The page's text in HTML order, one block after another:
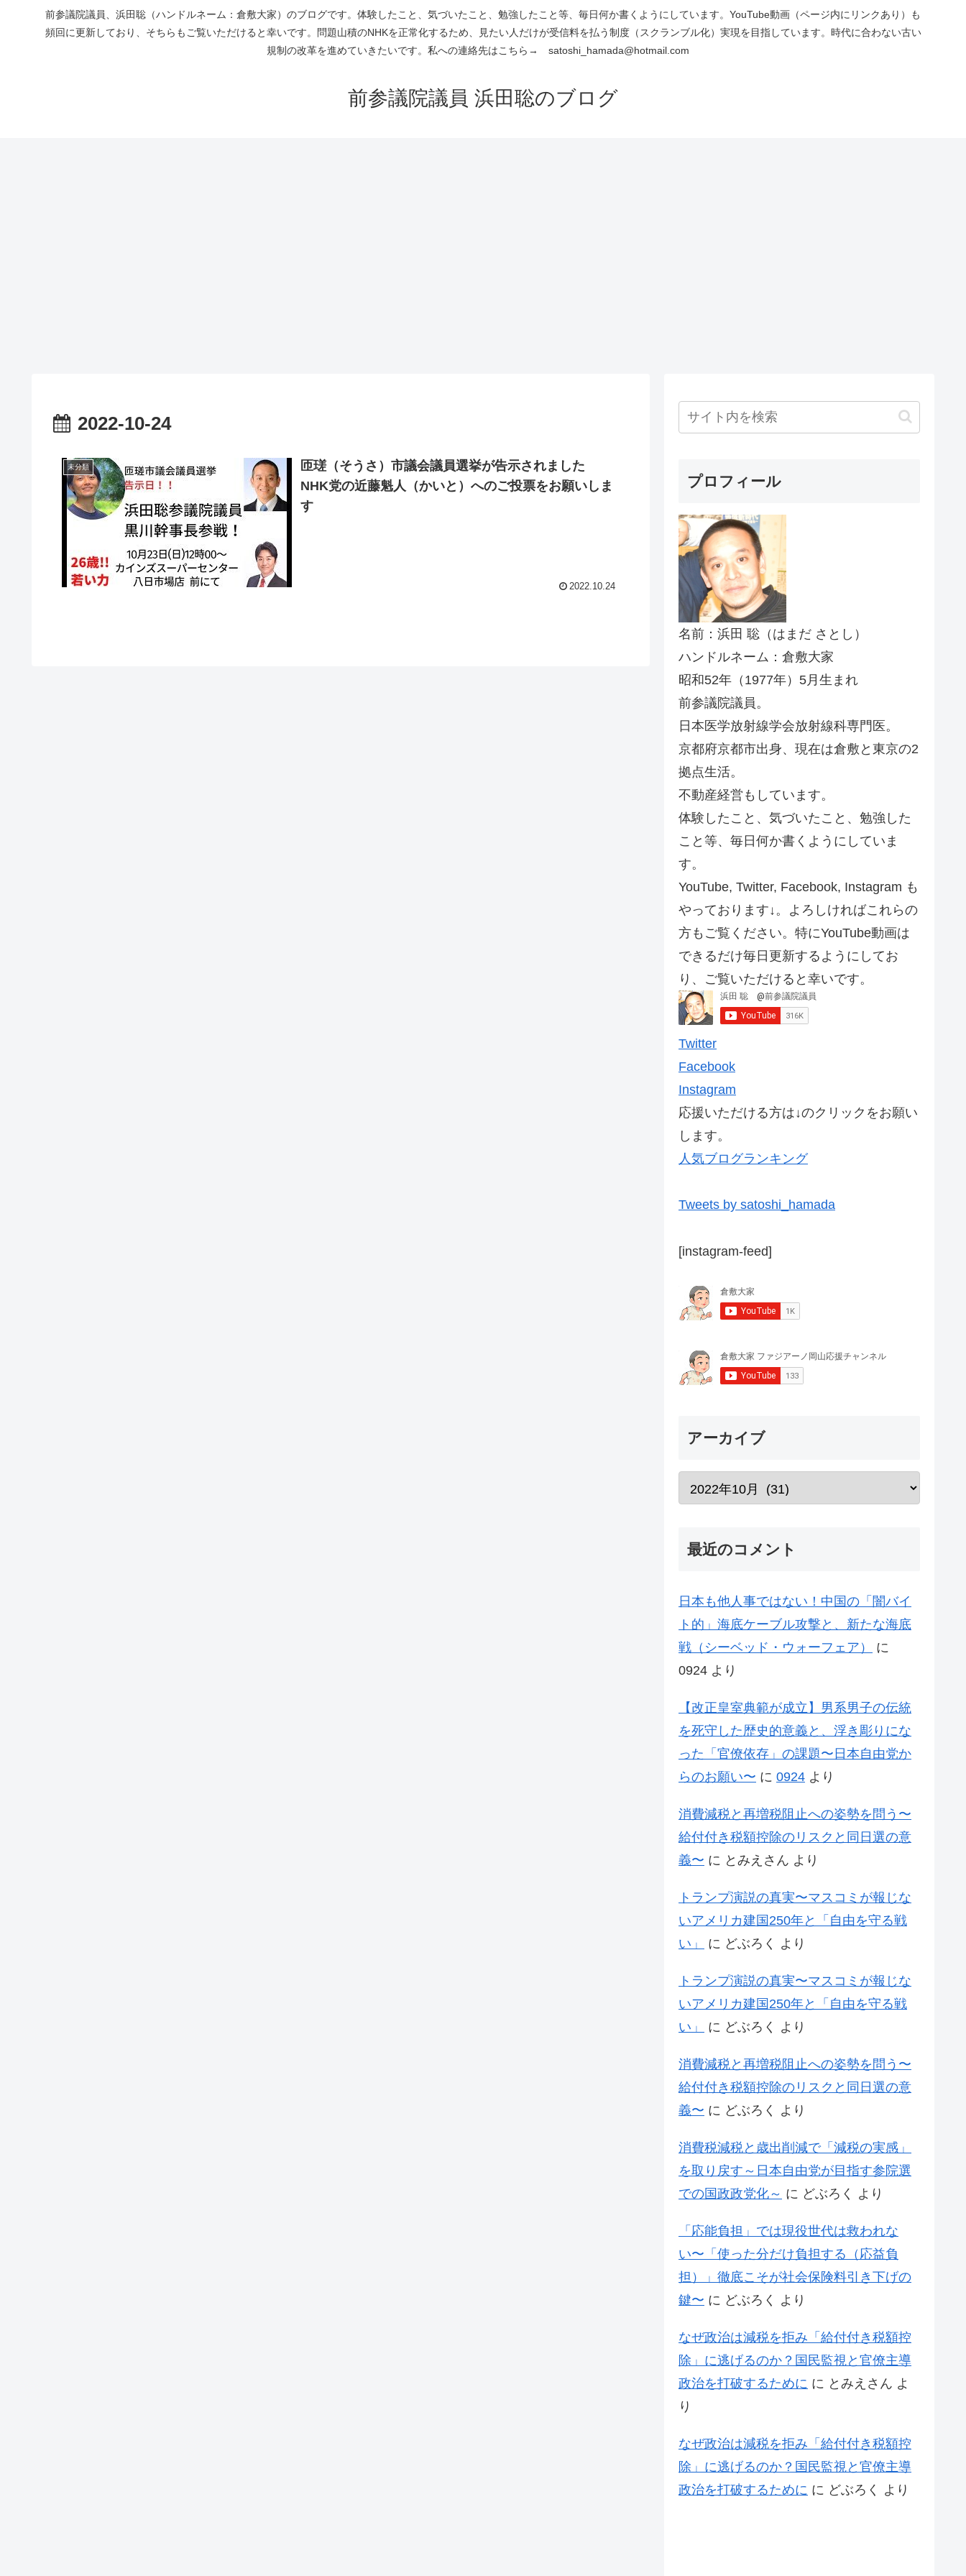
前参議院議員、浜田聡（ハンドルネーム：倉敷大家）のブログです。体験したこと、気づいたこと、勉強したこと等、毎日何か書くようにしています。YouTube動画（ページ内にリンクあり）も
頻回に更新しており、そちらもご覧いただけると幸いです。問題山積のNHKを正常化するため、見たい人だけが受信料を払う制度（スクランブル化）実現を目指しています。時代に合わない古い
規制の改革を進めていきたいです。私への連絡先はこちら→ satoshi_hamada@hotmail.com
前参議院議員 浜田聡のブログ
2022-10-24
未分類
匝瑳（そうさ）市議会議員選挙が告示されました
NHK党の近藤魁人（かいと）へのご投票をお願いしま
す
2022.10.24
プロフィール
名前：浜田 聡（はまだ さとし）
ハンドルネーム：倉敷大家
昭和52年（1977年）5月生まれ
前参議院議員。
日本医学放射線学会放射線科専門医。
京都府京都市出身、現在は倉敷と東京の2
拠点生活。
不動産経営もしています。
体験したこと、気づいたこと、勉強した
こと等、毎日何か書くようにしていま
す。
YouTube, Twitter, Facebook, Instagram も
やっております↓。よろしければこれらの
方もご覧ください。特にYouTube動画は
できるだけ毎日更新するようにしてお
り、ご覧いただけると幸いです。
Twitter
Facebook
Instagram
応援いただける方は↓のクリックをお願い
します。
人気ブログランキング
Tweets by satoshi_hamada
[instagram-feed]
アーカイブ
最近のコメント
日本も他人事ではない！中国の「闇バイ
ト的」海底ケーブル攻撃と、新たな海底
戦（シーベッド・ウォーフェア）
に
0924 より
【改正皇室典範が成立】男系男子の伝統
を死守した歴史的意義と、浮き彫りにな
った「官僚依存」の課題〜日本自由党か
らのお願い〜 に 0924 より
消費減税と再増税阻止への姿勢を問う〜
給付付き税額控除のリスクと同日選の意
義〜 に とみえさん より
トランプ演説の真実〜マスコミが報じな
いアメリカ建国250年と「自由を守る戦
い」
に どぶろく より
トランプ演説の真実〜マスコミが報じな
いアメリカ建国250年と「自由を守る戦
い」
に どぶろく より
消費減税と再増税阻止への姿勢を問う〜
給付付き税額控除のリスクと同日選の意
義〜 に どぶろく より
消費税減税と歳出削減で「減税の実感」
を取り戻す～日本自由党が目指す参院選
での国政政党化～ に どぶろく より
「応能負担」では現役世代は救われな
い〜「使った分だけ負担する（応益負
担）」徹底こそが社会保険料引き下げの
鍵〜 に どぶろく より
なぜ政治は減税を拒み「給付付き税額控
除」に逃げるのか？国民監視と官僚主導
政治を打破するために に とみえさん よ
り
なぜ政治は減税を拒み「給付付き税額控
除」に逃げるのか？国民監視と官僚主導
政治を打破するために に どぶろく より